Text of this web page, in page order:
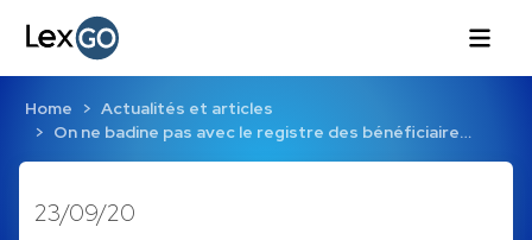
Home
Actualités et articles
On ne badine pas avec le registre des bénéficiaire…
23/09/20